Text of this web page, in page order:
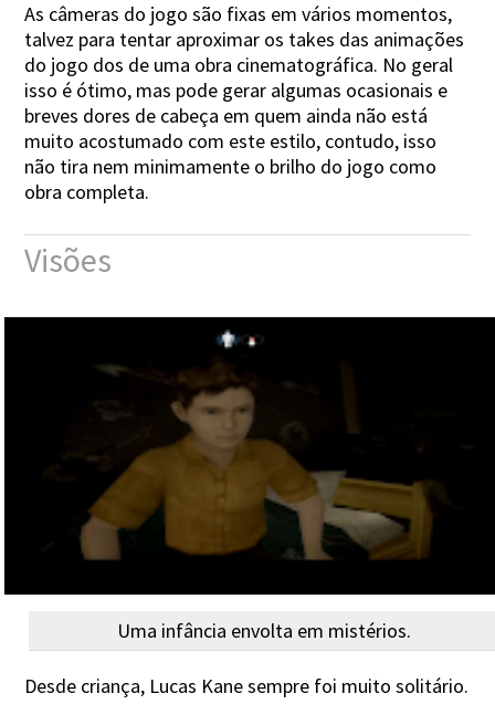
As câmeras do jogo são fixas em vários momentos,
talvez para tentar aproximar os takes das animações
do jogo dos de uma obra cinematográfica. No geral
isso é ótimo, mas pode gerar algumas ocasionais e
breves dores de cabeça em quem ainda não está
muito acostumado com este estilo, contudo, isso
não tira nem minimamente o brilho do jogo como
obra completa.
Visões
Uma infância envolta em mistérios.
Desde criança, Lucas Kane sempre foi muito solitário.